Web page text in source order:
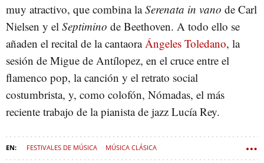
muy atractivo, que combina laSerenata in vano de Carl
Nielsen y el Septimino de Beethoven. A todo ello se
añaden el recital de la cantaora Ángeles Toledano, la
sesión de Migue de Antílopez, en el cruce entre el
flamenco pop, la canción y el retrato social
costumbrista, y, como colofón, Nómadas, el más
reciente trabajo de la pianista de jazz Lucía Rey.
FESTIVALES DE MÚSICA MÚSICA CLÁSICA